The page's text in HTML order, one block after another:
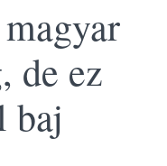
de ez
baj